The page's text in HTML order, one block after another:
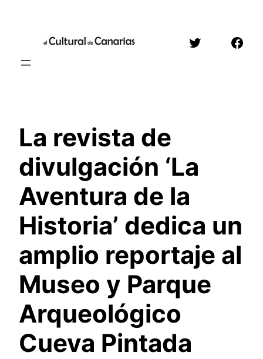
contenido
Twitter
La revista de
divulgación ‘La
Aventura de la
Historia’ dedica un
amplio reportaje al
Museo y Parque
Arqueológico
Cueva Pintada